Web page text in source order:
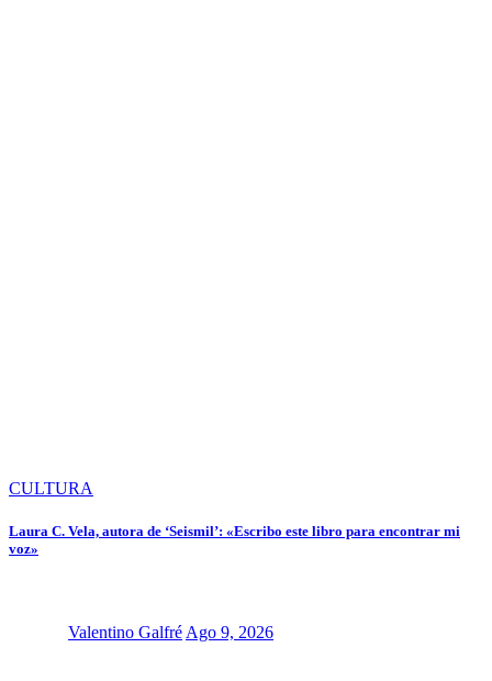
CULTURA
Laura C. Vela, autora de ‘Seismil’: «Escribo este libro para encontrar mi
voz»
Valentino Galfré Ago 9, 2026